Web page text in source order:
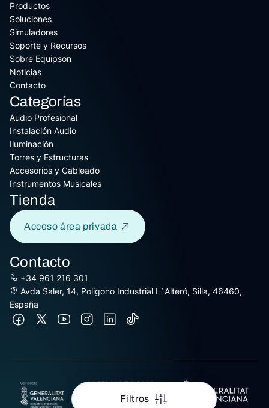
Filtros
Productos
Soluciones
Simuladores
Soporte y Recursos
Sobre Equipson
Noticias
Contacto
Categorías
Audio Profesional
Instalación Audio
Iluminación
Torres y Estructuras
Accesorios y Cableado
Instrumentos Musicales
Tienda
Acceso área privada
Contacto
+34 961 216 301
Avda Saler, 14, Poligono Industrial L´Alteró, Silla, 46460,
España
AJUDES A L’IMPULS A LA
DE PIMES EXPORTADORES
DE LA COMUNITAT